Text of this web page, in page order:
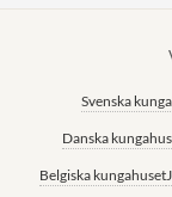
Svenska
Danska
Belgiska kungahuset